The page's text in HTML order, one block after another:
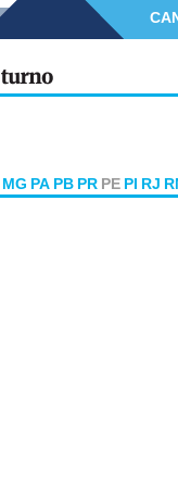
MG PA PB PR PE PI RJ